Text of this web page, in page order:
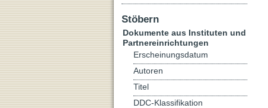
Stöbern
Dokumente aus Instituten und
Partnereinrichtungen
Erscheinungsdatum
Autoren
Titel
DDC-Klassifikation